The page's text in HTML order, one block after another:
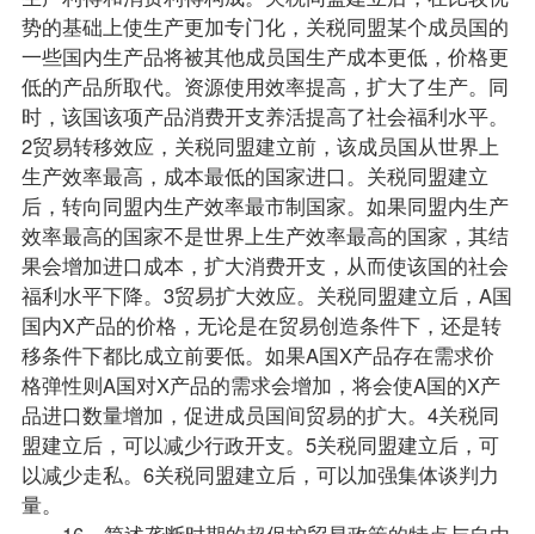
势的基础上使生产更加专门化，关税同盟某个成员国的
一些国内生产品将被其他成员国生产成本更低，价格更
低的产品所取代。资源使用效率提高，扩大了生产。同
时，该国该项产品消费开支养活提高了社会福利水平。
2贸易转移效应，关税同盟建立前，该成员国从世界上
生产效率最高，成本最低的国家进口。关税同盟建立
后，转向同盟内生产效率最市制国家。如果同盟内生产
效率最高的国家不是世界上生产效率最高的国家，其结
果会增加进口成本，扩大消费开支，从而使该国的社会
福利水平下降。3贸易扩大效应。关税同盟建立后，A国
国内X产品的价格，无论是在贸易创造条件下，还是转
移条件下都比成立前要低。如果A国X产品存在需求价
格弹性则A国对X产品的需求会增加，将会使A国的X产
品进口数量增加，促进成员国间贸易的扩大。4关税同
盟建立后，可以减少行政开支。5关税同盟建立后，可
以减少走私。6关税同盟建立后，可以加强集体谈判力
量。